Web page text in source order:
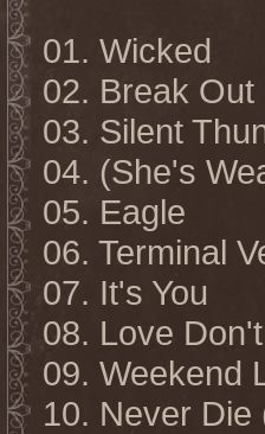
01. Wicked
02. Break Out
03. Silent
04. (She's
05. Eagle
06. Terminal
07. It's You
08. Love
09. Weekend
10. Never Die